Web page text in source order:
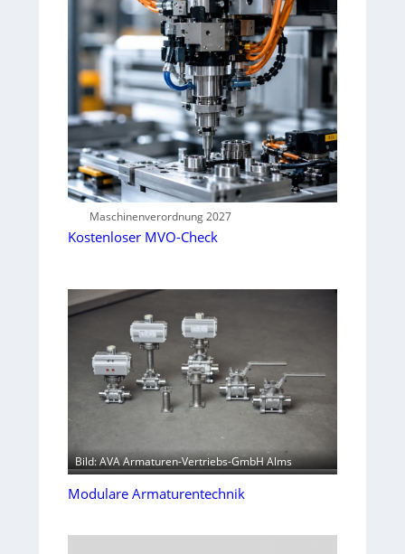
Maschinenverordnung 2027
Kostenloser MVO-Check
Bild: AVA Armaturen-Vertriebs-GmbH Alms
Modulare Armaturentechnik